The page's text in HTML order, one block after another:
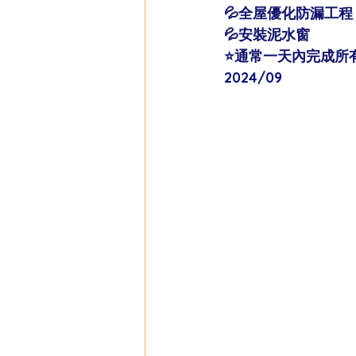
💦全屋優化防漏工程
💦安裝泥水窗
⭐️通常一天內完成所
2024/09